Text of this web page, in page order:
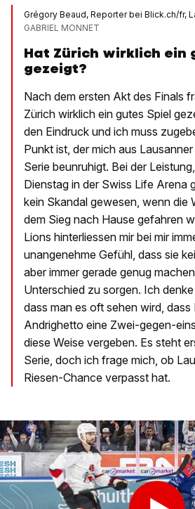
Grégory Beaud, Reporter bei Blick.ch/fr,
GABRIEL MONNET
Hat Zürich wirklich ein
gezeigt?
Nach dem ersten Akt des Finals
Zürich wirklich ein gutes Spiel
den Eindruck und ich muss
Punkt ist, der mich aus
Serie beunruhigt. Bei der
Dienstag in der Swiss Life Arena
kein Skandal gewesen, wenn die
dem Sieg nach Hause gefahren
Lions hinterliessen mir bei mir
unangenehme Gefühl, dass sie
aber immer gerade genug
Unterschied zu sorgen. Ich
dass man es oft sehen wird, dass
Andrighetto eine Zwei-gegen-
diese Weise vergeben. Es steht
Serie, doch ich frage mich, ob
Riesen-Chance verpasst hat.